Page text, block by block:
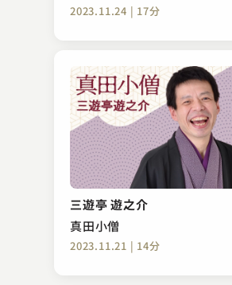
2023.11.24 | 17分
三遊亭 遊之介
真田小僧
2023.11.21 | 14分
三遊亭 愛楽
反対俥
2025.02.12 | 15分